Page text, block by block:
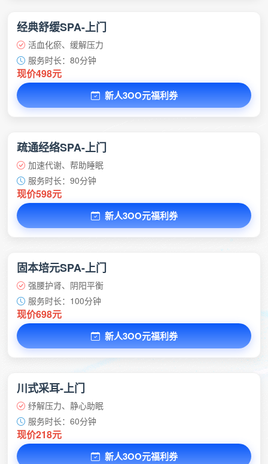
经典舒缓SPA-上门
活血化瘀、缓解压力
服务时长：80分钟
现价498元
新人3OO元福利券
疏通经络SPA-上门
加速代谢、帮助睡眠
服务时长：90分钟
现价598元
新人3OO元福利券
固本培元SPA-上门
强腰护肾、阴阳平衡
服务时长：100分钟
现价698元
新人3OO元福利券
川式采耳-上门
纾解压力、静心助眠
服务时长：60分钟
现价218元
新人3OO元福利券